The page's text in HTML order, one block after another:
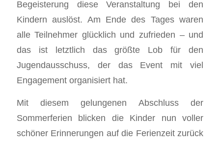
Begeisterung diese Veranstaltung bei den
Kindern auslöst. Am Ende des Tages waren
alle Teilnehmer glücklich und zufrieden – und
das ist letztlich das größte Lob für den
Jugendausschuss, der das Event mit viel
Engagement organisiert hat.
Mit diesem gelungenen Abschluss der
Sommerferien blicken die Kinder nun voller
schöner Erinnerungen auf die Ferienzeit zurück